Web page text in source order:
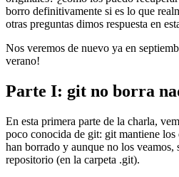
borro definitivamente si es lo que
otras preguntas dimos respuesta en
Nos veremos de nuevo ya en
verano!
Parte I: git no borra
En esta primera parte de la charla,
poco conocida de git: git mantiene los
han borrado y aunque no los veamos,
repositorio (en la carpeta .git).